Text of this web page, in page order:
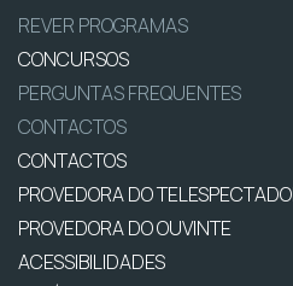
REVER PROGRAMAS
CONCURSOS
PERGUNTAS FREQUENTES
CONTACTOS
CONTACTOS
PROVEDORA DO
PROVEDORA DO OUVINTE
ACESSIBILIDADES